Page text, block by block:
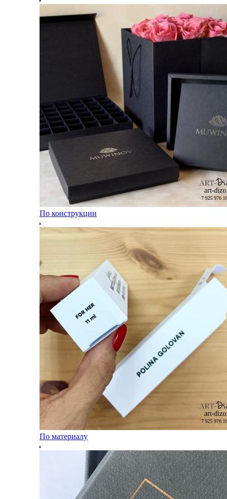
По конструкции
По материалу